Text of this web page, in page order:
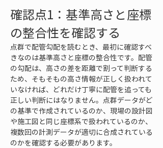
確認点1：基準高さと座標
の整合性を確認する
点群で配管勾配を読むとき、最初に確認すべ
きなのは基準高さと座標の整合性です。配管
の勾配は、高さの差を距離で割って判断する
ため、そもそもの高さ情報が正しく扱われて
いなければ、どれだけ丁寧に配管を追っても
正しい判断にはなりません。点群データがど
の基準で作成されているのか、現場の設計図
や施工図と同じ座標系で扱われているのか、
複数回の計測データが適切に合成されている
のかを確認する必要があります。